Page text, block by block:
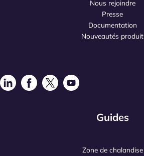
Nous rejoindre
Presse
Documentation
Nouveautés produit
Guides
Zone de chalandise